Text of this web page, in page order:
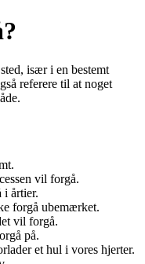
især i en bestemt
referere til at noget
vil forgå.
i årtier.
forgå ubemærket.
vil forgå.
på.
et hul i vores hjerter.